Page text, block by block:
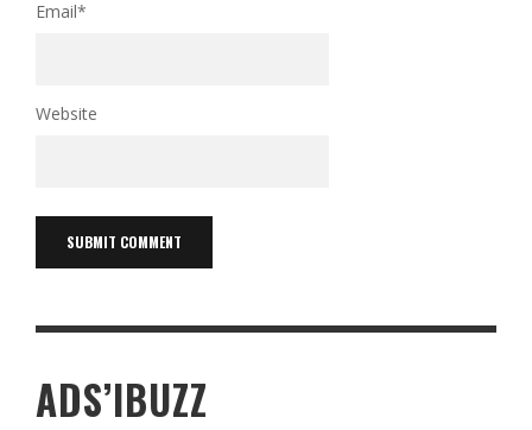
Email*
Website
ADS’IBUZZ